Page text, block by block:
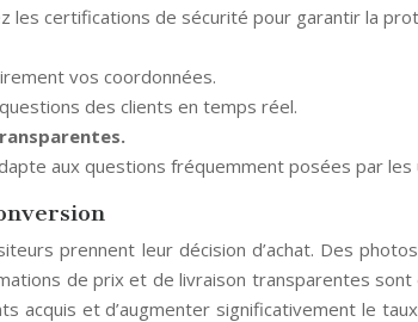
les certifications de sécurité pour garantir la
vos coordonnées.
des clients en temps réel.
aux questions fréquemment posées par
prennent leur décision d’achat. Des
de prix et de livraison transparentes
acquis et d’augmenter significativement le